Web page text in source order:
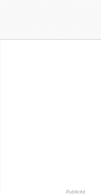
Publicité